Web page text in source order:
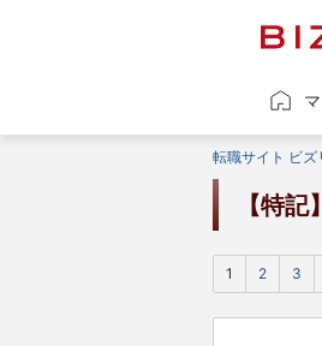
転職サイト ビズ
【特
1 2 3